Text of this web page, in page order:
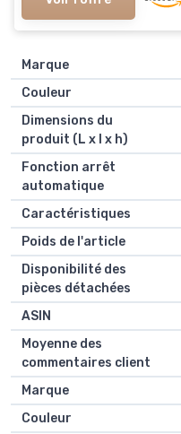
Marque
Couleur
Dimensions du
produit (L x l x h)
Fonction arrêt
automatique
Caractéristiques
Poids de l'article
Disponibilité des
pièces détachées
ASIN
Moyenne des
commentaires client
Marque
Couleur